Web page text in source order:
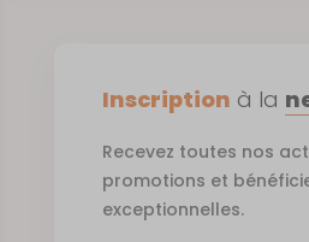
Inscription à la
Recevez toutes nos
promotions et
exceptionnelles.